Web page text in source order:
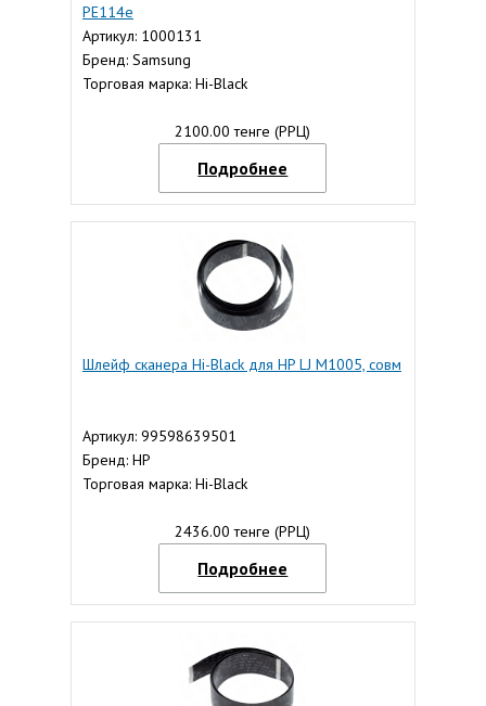
PE114e
Артикул: 1000131
Бренд: Samsung
Торговая марка: Hi-Black
2100.00 тенге (РРЦ)
Подробнее
Шлейф сканера Hi-Black для HP LJ M1005, совм
Артикул: 99598639501
Бренд: HP
Торговая марка: Hi-Black
2436.00 тенге (РРЦ)
Подробнее